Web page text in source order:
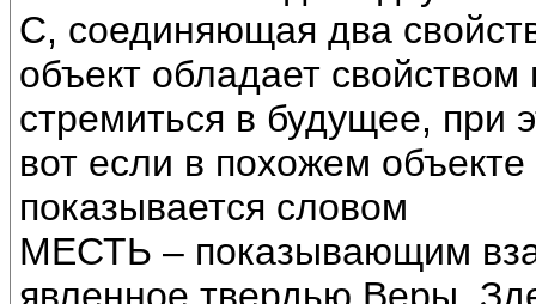
С, соединяющая два
объект обладает
стремиться в будущее, при
вот если в похожем
показывается словом
МЕСТЬ – показывающим